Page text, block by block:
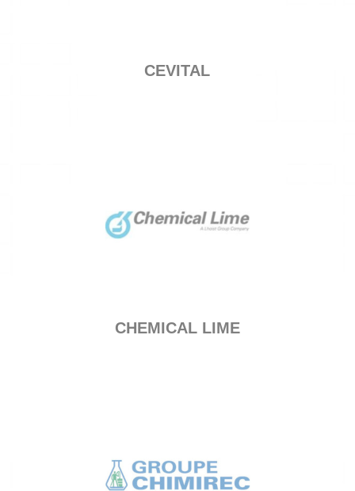
CEVITAL
CHEMICAL LIME